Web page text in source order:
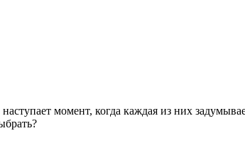
момент, когда каждая из них